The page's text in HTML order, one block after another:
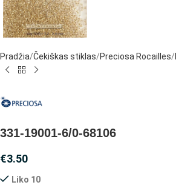
Pradžia Čekiškas stiklas Preciosa Rocailles
331-19001-6/0-68106
€3.50
Liko 10